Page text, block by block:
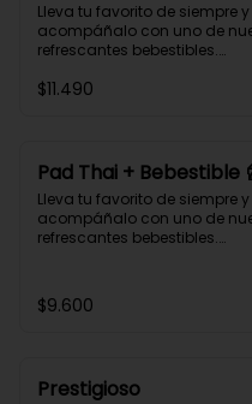
Lleva tu favorito de siempre y
acompáñalo con uno de
refrescantes bebestibles.
apio, cebolla morada, cilantro,
$11.490
Pad Thai + Bebestible
Lleva tu favorito de siempre y
acompáñalo con uno de
refrescantes bebestibles.
SALSA AGRIDULCE, LIMA Y MANÍ.
(Debes elegir tu proteina 🤩)
$9.600
Prestigioso